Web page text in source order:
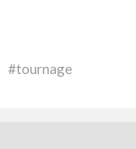
tournage